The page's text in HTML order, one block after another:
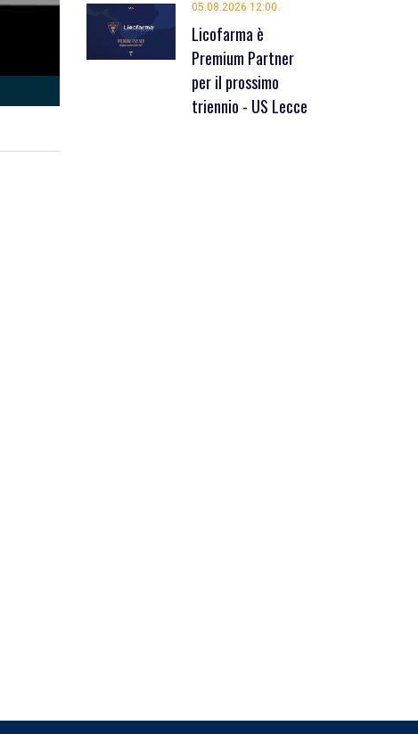
05.08.2026 12:00
Licofarma è
Premium Partner
per il prossimo
triennio - US Lecce